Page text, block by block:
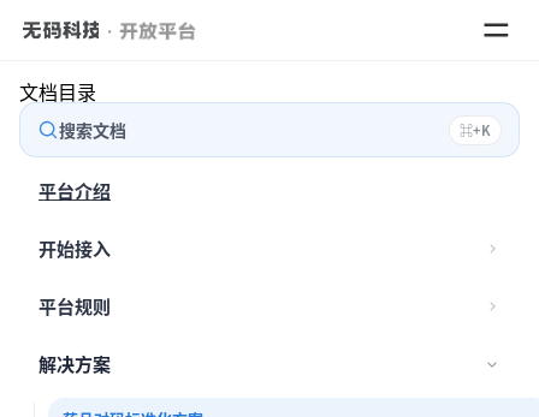
文档目录
搜索文档 ⌘+K
平台介绍
开始接入
平台规则
解决方案